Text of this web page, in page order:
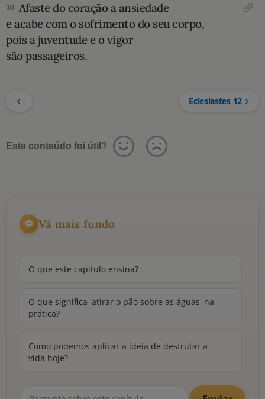
10 Afaste do coração a ansiedade
e acabe com o sofrimento do seu corpo,
pois a juventude e o vigor
são passageiros.
Eclesiastes 12
Este conteúdo foi útil?
Vá mais fundo
O que este capítulo ensina?
O que significa 'atirar o pão sobre as águas' na
prática?
Como podemos aplicar a ideia de desfrutar a
vida hoje?